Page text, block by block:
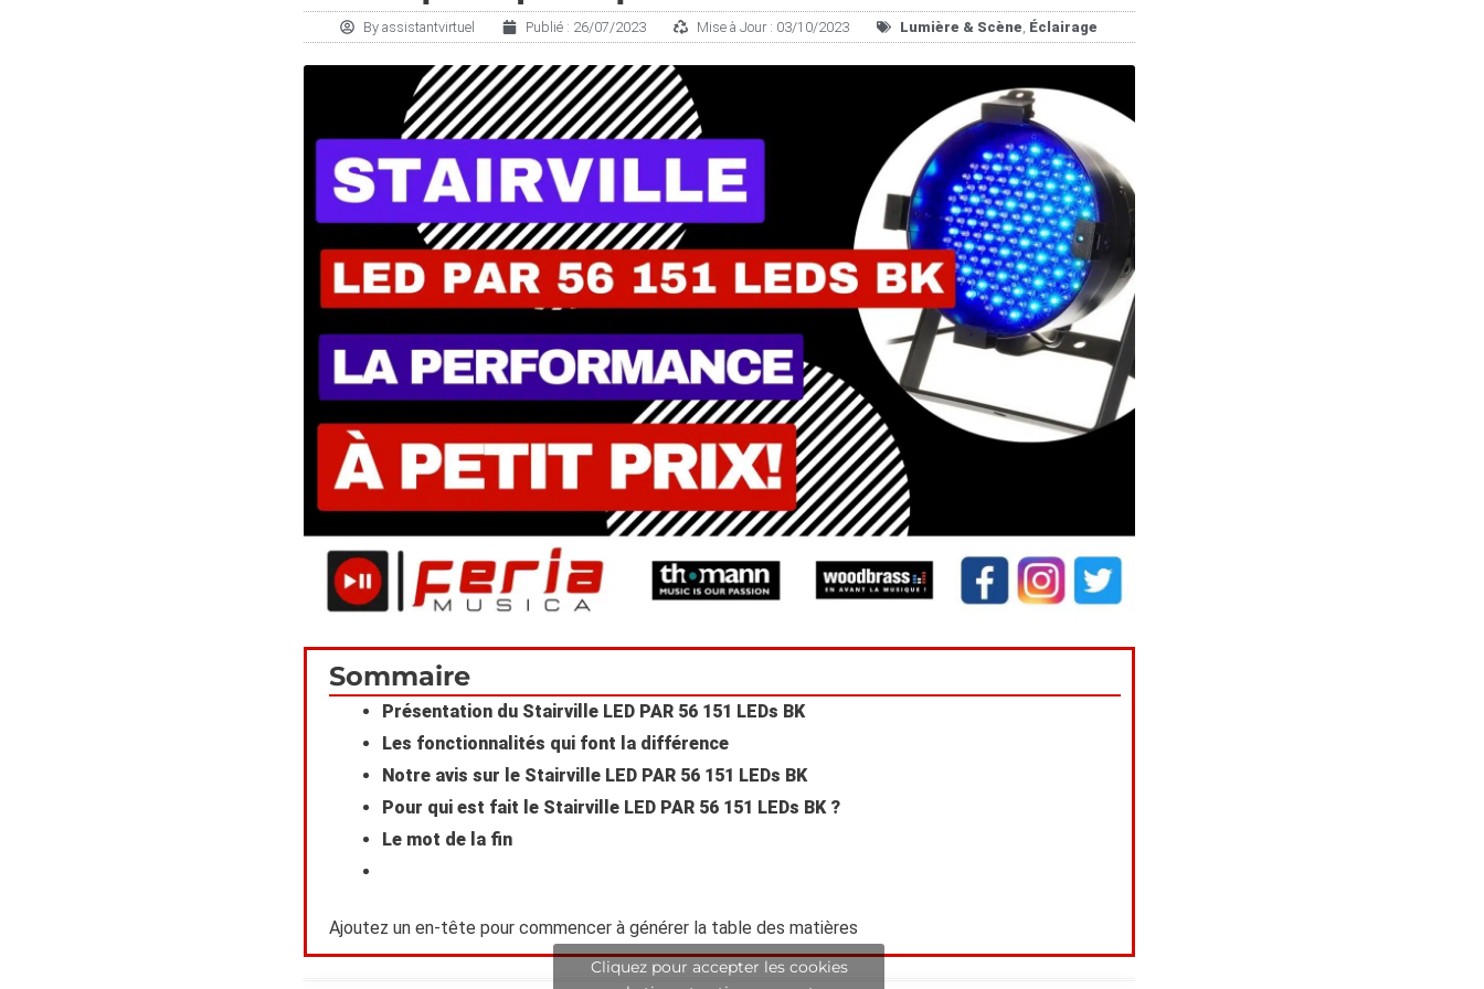
By assistantvirtuel Publié : 26/07/2023 Mise à Jour : 03/10/2023 Lu­mière & Scène Éclairage
Sommaire
Présentation du Stairville LED PAR 56 151 LEDs BK
Les fonctionnalités qui font la différence
Notre avis sur le Stairville LED PAR 56 151 LEDs BK
Pour qui est fait le Stairville LED PAR 56 151 LEDs BK ?
Le mot de la fin
Ajoutez un en-tête pour commencer à générer la table des matières
Scroll
Cliquez pour accepter les cookies